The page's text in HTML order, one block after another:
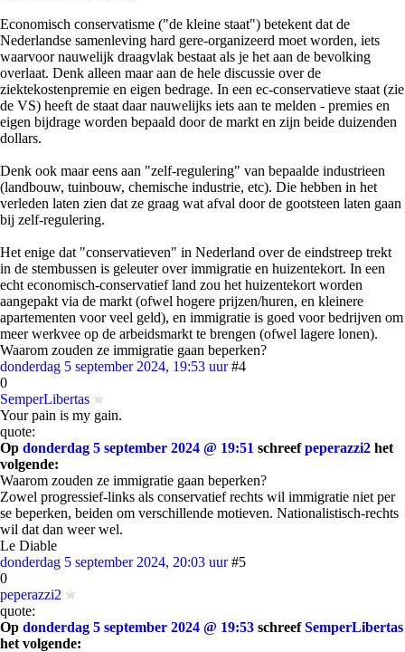
Economisch conservatisme ("de kleine staat") betekent dat de
Nederlandse samenleving hard gere-organizeerd moet worden, iets
waarvoor nauwelijk draagvlak bestaat als je het aan de bevolking
overlaat. Denk alleen maar aan de hele discussie over de
ziektekostenpremie en eigen bedrage. In een ec-conservatieve staat (zie
de VS) heeft de staat daar nauwelijks iets aan te melden - premies en
eigen bijdrage worden bepaald door de markt en zijn beide duizenden
dollars.
Denk ook maar eens aan "zelf-regulering" van bepaalde industrieen
(landbouw, tuinbouw, chemische industrie, etc). Die hebben in het
verleden laten zien dat ze graag wat afval door de gootsteen laten gaan
bij zelf-regulering.
Het enige dat "conservatieven" in Nederland over de eindstreep trekt
in de stembussen is geleuter over immigratie en huizentekort. In een
echt economisch-conservatief land zou het huizentekort worden
aangepakt via de markt (ofwel hogere prijzen/huren, en kleinere
apartementen voor veel geld), en immigratie is goed voor bedrijven om
meer werkvee op de arbeidsmarkt te brengen (ofwel lagere lonen).
Waarom zouden ze immigratie gaan beperken?
donderdag 5 september 2024, 19:53 uur #4
0
SemperLibertas
Your pain is my gain.
quote:
Op donderdag 5 september 2024 @ 19:51 schreefpeperazzi2 het
volgende:
Waarom zouden ze immigratie gaan beperken?
Zowel progressief-links als conservatief rechts wil immigratie niet per
se beperken, beiden om verschillende motieven. Nationalistisch-rechts
wil dat dan weer wel.
Le Diable
donderdag 5 september 2024, 20:03 uur #5
0
peperazzi2
quote:
Op donderdag 5 september 2024 @ 19:53 schreefSemperLibertas
het volgende: